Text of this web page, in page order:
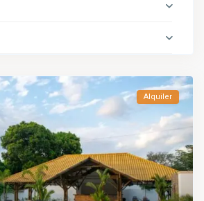
Alquiler